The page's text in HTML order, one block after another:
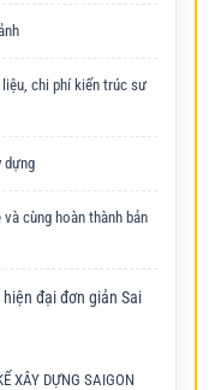
chi phí kiến trúc sư
dựng
cùng hoàn thành bản
đại đơn giản Sai
XÂY DỰNG SAIGON